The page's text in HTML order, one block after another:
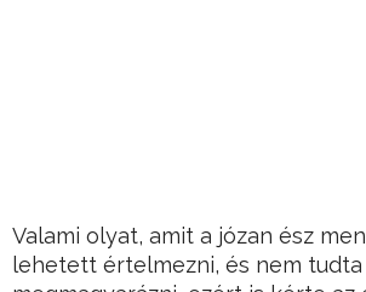
Valami olyat, amit a józan ész
lehetett értelmezni, és nem tudta